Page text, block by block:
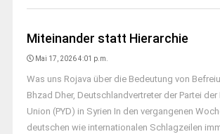
Miteinander statt Hierarchie
Mai 17, 2026 4:01 p.m.
Was uns Rojava über die Bedeutung von
Bhzad Dher, Deutschlandvertreter der Partei
Union (PYD) in Syrien In den vergangenen
deutschen wie internationalen Schlagzeilen